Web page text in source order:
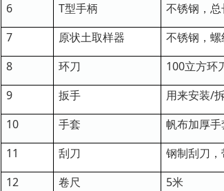
6
T型手柄 不锈钢，
7
原状土取样器 不锈钢，
8
环刀 100立方环
9
扳手 用来安装/
10
手套 帆布加厚手
11
刮刀 钢制刮刀
12
卷尺 5米